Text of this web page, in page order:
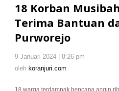
Angin
Ribut
18 Korban
Terima Bantuan
Purworejo
9 Januari 2024 | 8:26 pm
oleh koranjuri.com